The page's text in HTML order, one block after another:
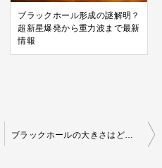
ブラックホール形成の謎解明？
超新星爆発から重力波まで最新
情報
ブラックホールの大きさはどれくらいなのか最小から最大まで比べてみた